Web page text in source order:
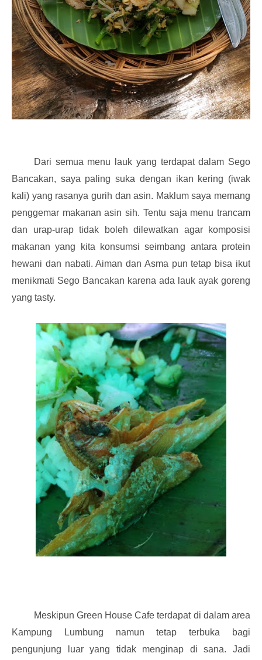
Dari semua menu lauk yang terdapat dalam Sego
Bancakan, saya paling suka dengan ikan kering (iwak
kali) yang rasanya gurih dan asin. Maklum saya memang
penggemar makanan asin sih. Tentu saja menu trancam
dan urap-urap tidak boleh dilewatkan agar komposisi
makanan yang kita konsumsi seimbang antara protein
hewani dan nabati. Aiman dan Asma pun tetap bisa ikut
menikmati Sego Bancakan karena ada lauk ayak goreng
yang tasty.
Meskipun Green House Cafe terdapat di dalam area
Kampung Lumbung namun tetap terbuka bagi
pengunjung luar yang tidak menginap di sana. Jadi